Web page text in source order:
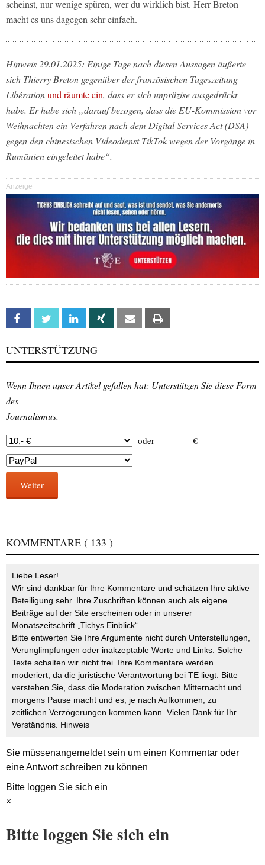
scheinst, nur wenige spüren, wer du wirklich bist. Herr Breton
macht es uns dagegen sehr einfach.
Hinweis 29.01.2025: Einige Tage nach diesen Aussagen äußerte
sich Thierry Breton gegenüber der französischen Tageszeitung
Libérationund räumte ein, dass er sich unpräzise ausgedrückt
habe. Er habe sich „darauf bezogen, dass die EU-Kommission vor
Weihnachten ein Verfahren nach dem Digital Services Act (DSA)
gegen den chinesischen Videodienst TikTok wegen der Vorgänge in
Rumänien eingeleitet habe“.
Anzeige
Facebook Twitter Linkedin Xing Email
UNTERSTÜTZUNG
Wenn Ihnen unser Artikel gefallen hat: Unterstützen Sie diese Form
des
Journalismus.
oder €
Weiter
KOMMENTARE ( 133 )
Liebe Leser!
Wir sind dankbar für Ihre Kommentare und schätzen Ihre aktive
Beteiligung sehr. Ihre Zuschriften können auch als eigene
Beiträge auf der Site erscheinen oder in unserer
Monatszeitschrift „Tichys Einblick“.
Bitte entwerten Sie Ihre Argumente nicht durch Unterstellungen,
Verunglimpfungen oder inakzeptable Worte und Links. Solche
Texte schalten wir nicht frei. Ihre Kommentare werden
moderiert, da die juristische Verantwortung bei TE liegt. Bitte
verstehen Sie, dass die Moderation zwischen Mitternacht und
morgens Pause macht und es, je nach Aufkommen, zu
zeitlichen Verzögerungen kommen kann. Vielen Dank für Ihr
Verständnis. Hinweis
Sie müssenangemeldetsein um einen Kommentar oder
eine Antwort schreiben zu können
Bitte loggen Sie sich ein
×
Bitte loggen Sie sich ein